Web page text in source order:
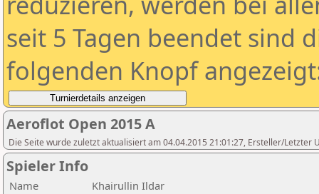
seit 5 Tagen beendet sind
folgenden Knopf
Aeroflot Open 2015 A
Die Seite wurde zuletzt aktualisiert am 04.04.2015 21:01:27, Ersteller/Letzter
Spieler Info
Name
Khairullin Ildar